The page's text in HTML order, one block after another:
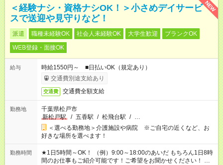
NEW
＜経験ナシ・資格ナシOK！＞小さめデイサービ
スで送迎や見守りなど！
派遣 職種未経験OK 社会人未経験OK 大学生歓迎
ブランクOK
WEB登録・面接OK
給与
時給1550円～ ■日払いOK（規定あり）
交通費別途支給あり
交通費 交通費全額支給
勤務地
千葉県松戸市
新松戸駅
/ 五香駅 / 松飛台駅 / …
＜選べる勤務地＞介護施設や病院 ※ご自宅の近くなど、お
好きな場所を選べます！
勤務時間
★1日5時間～OK！ （例）9:00～18:00のあいだ もちろん1日8時
間のお仕事もご紹介可能です！ご希望をお聞かせください！ ★